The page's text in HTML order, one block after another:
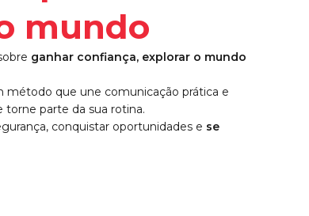
mundo
ganhar confiança, explorar o mundo
que une comunicação prática e
torne parte da sua rotina.
conquistar oportunidades e se